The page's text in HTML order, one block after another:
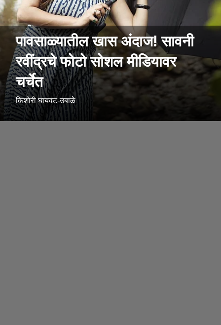
पावसाळ्यातील खास अंदाज! सावनी
रवींद्रचे फोटो सोशल मीडियावर
चर्चेत
किशोरी घायवट-उबाळे